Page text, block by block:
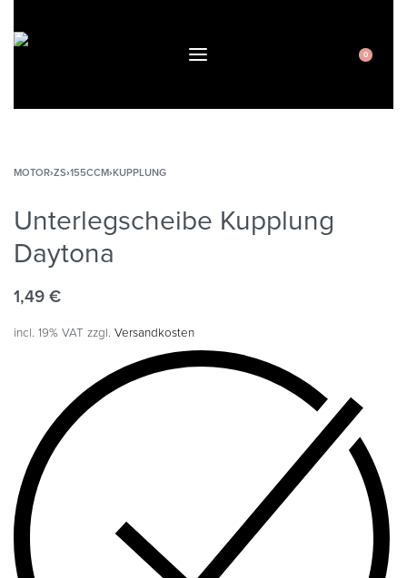
0
MOTOR›ZS›155CCM›KUPPLUNG
Unterlegscheibe Kupplung
Daytona
1,49 €
incl. 19% VAT zzgl. Versandkosten